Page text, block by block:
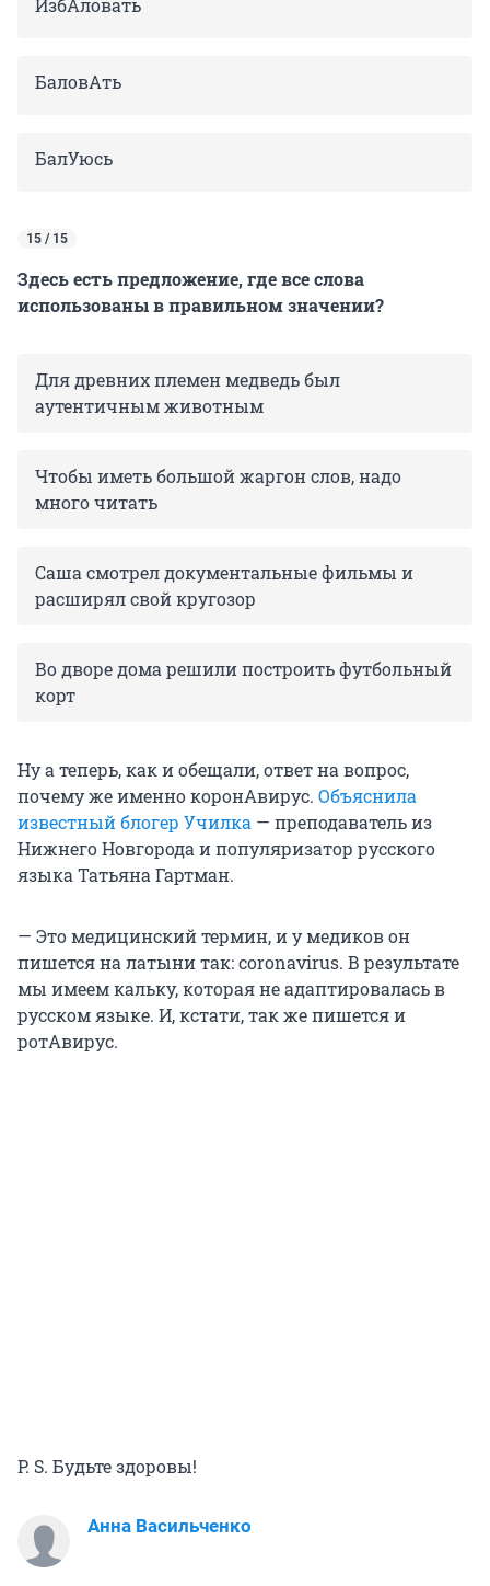
БаловАть
БалУюсь
15 / 15
Здесь есть предложение, где все слова
использованы в правильном значении?
Для древних племен медведь был
аутентичным животным
Чтобы иметь большой жаргон слов, надо
много читать
Саша смотрел документальные фильмы и
расширял свой кругозор
Во дворе дома решили построить футбольный
корт
Ну а теперь, как и обещали, ответ на вопрос,
почему же именно коронАвирус. Объяснила
известный блогер Училка — преподаватель из
Нижнего Новгорода и популяризатор русского
языка Татьяна Гартман.
— Это медицинский термин, и у медиков он
пишется на латыни так: coronavirus. В результате
мы имеем кальку, которая не адаптировалась в
русском языке. И, кстати, так же пишется и
ротАвирус.
P. S. Будьте здоровы!
Анна Васильченко